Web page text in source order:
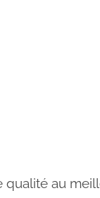
qualité au